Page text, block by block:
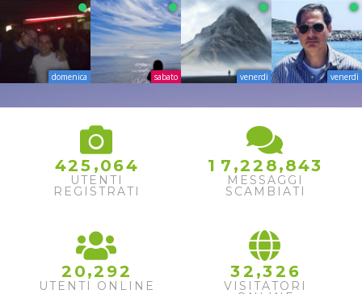
domenica sabato venerdì venerdì
425 ,064
UTENTI
REGISTRATI
1 7 ,22 8,843
MESSAGGI
SCAMBIATI
2 0,2 92
UTENTI ONLINE
32 ,32 6
VISITATORI